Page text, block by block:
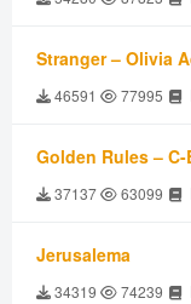
Stranger – Olivia
46591 77995
Golden Rules –
37137 63099
Jerusalema
34319 74239